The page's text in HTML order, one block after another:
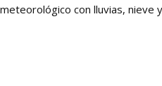
con lluvias, nieve